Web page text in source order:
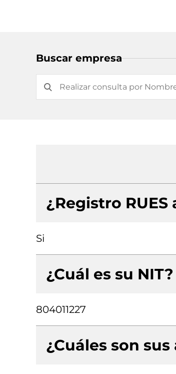
Buscar empresa
¿Registro RUES
Si
¿Cuál es su NIT?
804011227
¿Cuáles son